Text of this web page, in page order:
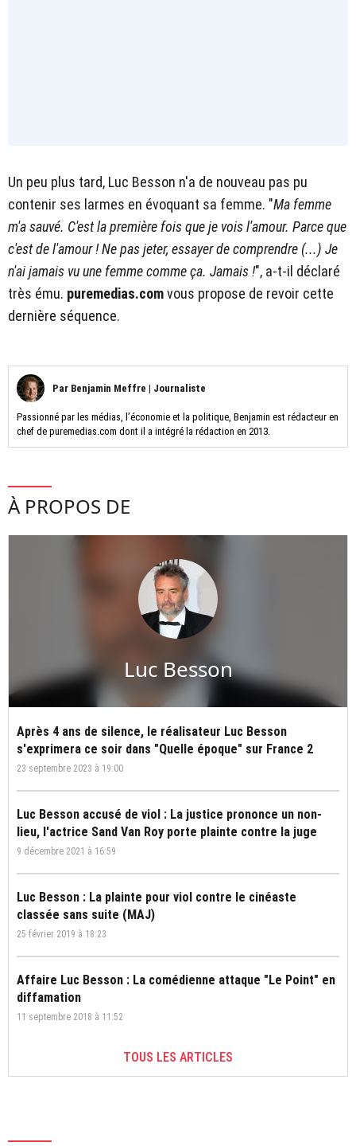
Un peu plus tard, Luc Besson n'a de nouveau pas pu
contenir ses larmes en évoquant sa femme. "Ma femme
m'a sauvé. C'est la première fois que je vois l'amour. Parce que
c'est de l'amour ! Ne pas jeter, essayer de comprendre (...) Je
n'ai jamais vu une femme comme ça. Jamais !", a-t-il déclaré
très ému. puremedias.comvous propose de revoir cette
dernière séquence.
Par Benjamin Meffre | Journaliste
Passionné par les médias, l’économie et la politique, Benjamin est rédacteur en
chef de puremedias.com dont il a intégré la rédaction en 2013.
À PROPOS DE
Luc Besson
Après 4 ans de silence, le réalisateur Luc Besson
s'exprimera ce soir dans "Quelle époque" sur France 2
23 septembre 2023 à 19:00
Luc Besson accusé de viol : La justice prononce un non-
lieu, l'actrice Sand Van Roy porte plainte contre la juge
9 décembre 2021 à 16:59
Luc Besson : La plainte pour viol contre le cinéaste
classée sans suite (MAJ)
25 février 2019 à 18:23
Affaire Luc Besson : La comédienne attaque "Le Point" en
diffamation
11 septembre 2018 à 11:52
TOUS LES ARTICLES